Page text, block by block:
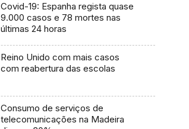
Covid-19: Espanha regista quase
9.000 casos e 78 mortes nas
últimas 24 horas
Reino Unido com mais casos
com reabertura das escolas
Consumo de serviços de
telecomunicações na Madeira